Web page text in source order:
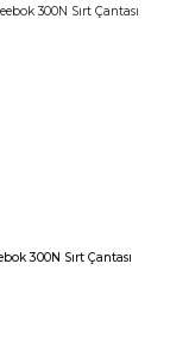
300N Sırt Çantası